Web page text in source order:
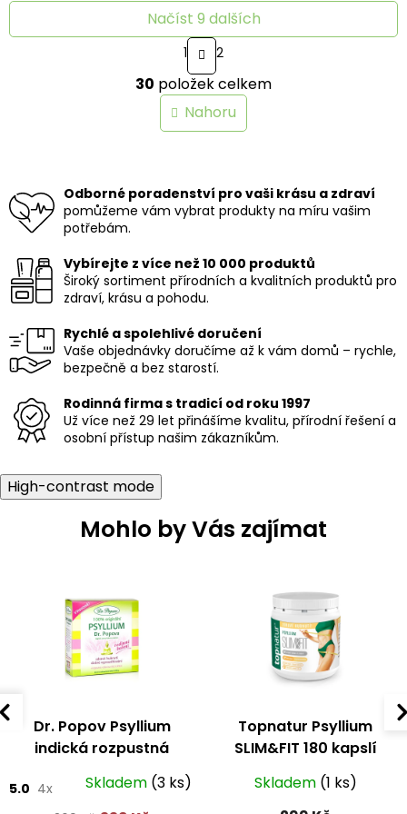
O
v
l
á
í
p
k
y
v
p
i
s
Načíst 9 dalších
S
t
r
á
n
k
o
í
1 2
30 položek celkem
Nahoru
Odborné poradenství pro vaši krásu a zdraví
pomůžeme vám vybrat produkty na míru vašim
potřebám.
Vybírejte z více než 10 000 produktů
Široký sortiment přírodních a kvalitních produktů pro
zdraví, krásu a pohodu.
Rychlé a spolehlivé doručení
Vaše objednávky doručíme až k vám domů – rychle,
bezpečně a bez starostí.
Rodinná firma s tradicí od roku 1997
Už více než 29 let přinášíme kvalitu, přírodní řešení a
osobní přístup našim zákazníkům.
High-contrast mode
Mohlo by Vás zajímat
Dr. Popov Psyllium
indická rozpustná
vláknina 500 g
5.0 4x Skladem (3 ks)
Topnatur Psyllium
SLIM&FIT 180 kapslí
Skladem (1 ks)